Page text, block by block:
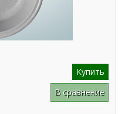
Купить
В сравнение